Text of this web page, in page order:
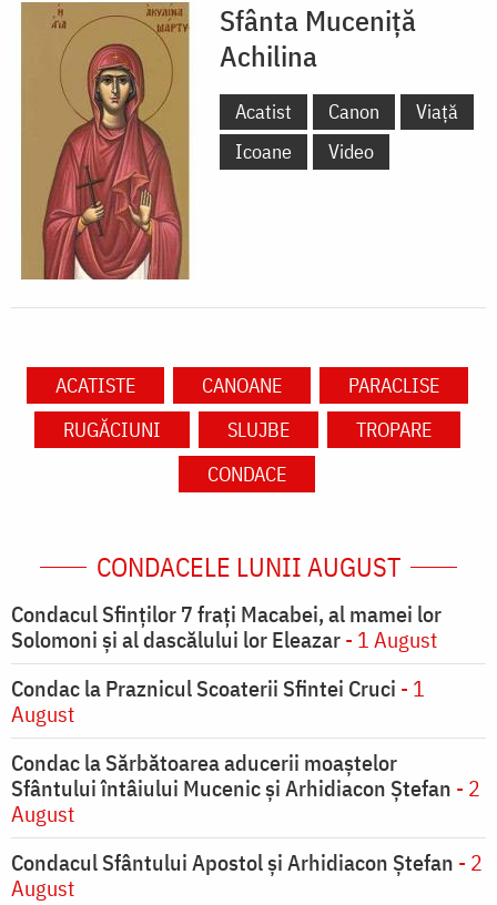
Sfânta Muceniță
Achilina
Acatist Canon
Viață
Icoane
Video
ACATISTE CANOANE
PARACLISE
RUGĂCIUNI
SLUJBE
TROPARE
CONDACE
CONDACELE LUNII AUGUST
Condacul Sfinţilor 7 fraţi Macabei, al mamei lor
Solomoni şi al dascălului lor Eleazar- 1 August
Condac la Praznicul Scoaterii Sfintei Cruci - 1
August
Condac la Sărbătoarea aducerii moaştelor
Sfântului întâiului Mucenic şi Arhidiacon Ştefan - 2
August
Condacul Sfântului Apostol și Arhidiacon Ștefan - 2
August